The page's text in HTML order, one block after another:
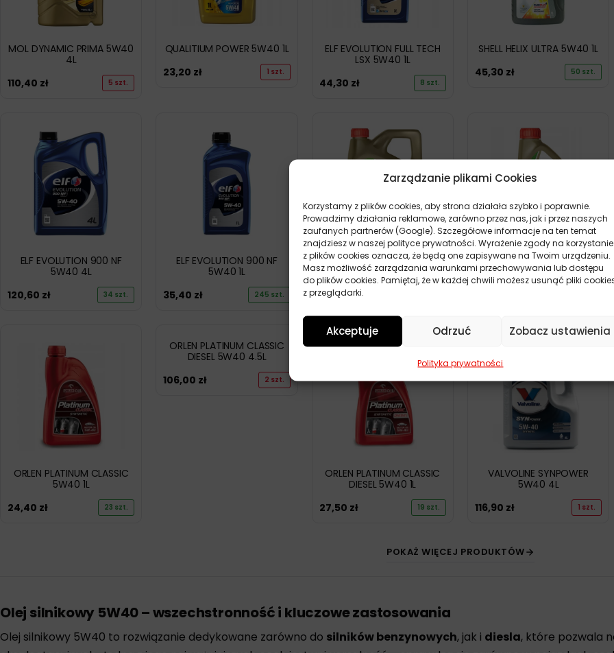
Zarządzanie plikami Cookies
Korzystamy z plików cookies, aby strona działała szybko i poprawnie.
Prowadzimy działania reklamowe, zarówno przez nas, jak i przez naszych
zaufanych partnerów (Google). Szczegółowe informacje na ten temat
znajdziesz w naszej polityce prywatności. Wyrażenie zgody na korzystanie
z plików cookies oznacza, że będą one zapisywane na Twoim urządzeniu.
Masz możliwość zarządzania warunkami przechowywania lub dostępu
do plików cookies. Pamiętaj, że w każdej chwili możesz usunąć pliki
z przeglądarki.
Akceptuje Odrzuć Zobacz ustawienia
Polityka prywatności
MOL DYNAMIC PRIMA 5W40
4L
110,40 zł 5 szt.
QUALITIUM POWER 5W40 1L
23,20 zł 1 szt.
ELF EVOLUTION FULL TECH
LSX 5W40 1L
44,30 zł 8 szt.
SHELL HELIX ULTRA 5W40 1L
45,30 zł 50 szt.
ELF EVOLUTION 900 NF
5W40 4L
120,60 zł 34 szt.
ELF EVOLUTION 900 NF
5W40 1L
35,40 zł 245 szt.
CASTROL EDGE 5W40 4L
150,10zł 1 szt.
CASTROL EDGE 5W40 1L
45,60zł 1 szt.
ORLEN PLATINUM CLASSIC
5W40 1L
24,40 zł 23 szt.
ORLEN PLATINUM CLASSIC
DIESEL 5W40 4.5L
106,00 zł 2 szt.
ORLEN PLATINUM CLASSIC
DIESEL 5W40 1L
27,50 zł 19 szt.
VALVOLINE SYNPOWER
5W40 4L
116,90 zł 1 szt.
POKAŻ WIĘCEJ PRODUKTÓW
Olej silnikowy 5W40 – wszechstronność i kluczowe zastosowania
Olej silnikowy 5W40 to rozwiązanie dedykowane zarówno do silników benzynowych, jak i diesla, które pozwala